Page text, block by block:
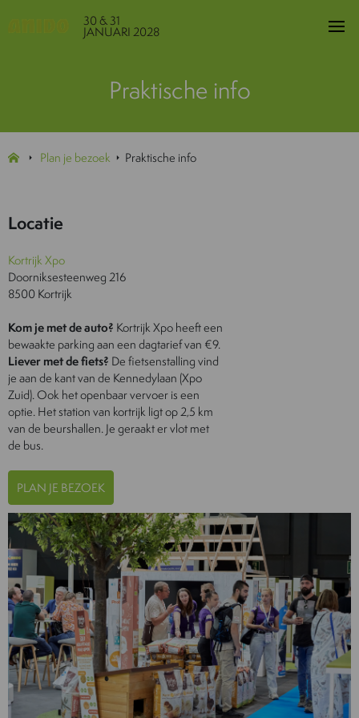
30 & 31
JANUARI 2028
Praktische info
Plan je bezoek Praktische info
Locatie
Kortrijk Xpo
Doorniksesteenweg 216
8500 Kortrijk
Kom je met de auto? Kortrijk Xpo heeft een
bewaakte parking aan een dagtarief van €9.
Liever met de fiets? De fietsenstalling vind
je aan de kant van de Kennedylaan (Xpo
Zuid). Ook het openbaar vervoer is een
optie. Het station van kortrijk ligt op 2,5 km
van de beurshallen. Je geraakt er vlot met
de bus.
PLAN JE BEZOEK